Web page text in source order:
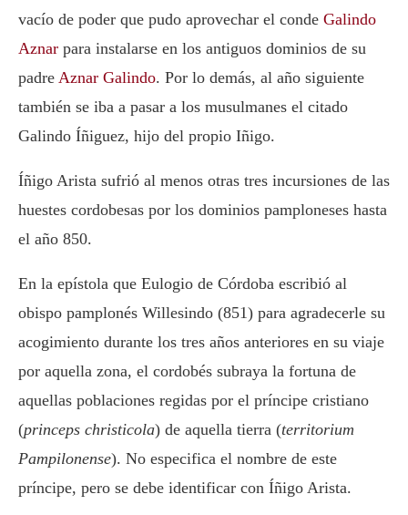
vacío de poder que pudo aprovechar el conde Galindo
Aznar para instalarse en los antiguos dominios de su
padre Aznar Galindo. Por lo demás, al año siguiente
también se iba a pasar a los musulmanes el citado
Galindo Íñiguez, hijo del propio Iñigo.
Íñigo Arista sufrió al menos otras tres incursiones de las
huestes cordobesas por los dominios pamploneses hasta
el año 850.
En la epístola que Eulogio de Córdoba escribió al
obispo pamplonés Willesindo (851) para agradecerle su
acogimiento durante los tres años anteriores en su viaje
por aquella zona, el cordobés subraya la fortuna de
aquellas poblaciones regidas por el príncipe cristiano
(princeps christicola) de aquella tierra (territorium
Pampilonense). No especifica el nombre de este
príncipe, pero se debe identificar con Íñigo Arista.